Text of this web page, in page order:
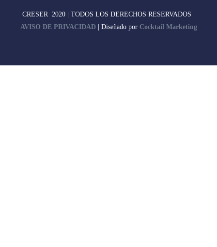
CRESER 2020 | TODOS LOS DERECHOS RESERVADOS |
AVISO DE PRIVACIDAD| Diseñado por Cocktail Marketing